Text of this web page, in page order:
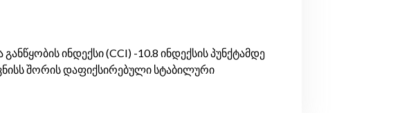
ინდექსი (CCI) -10.8 ინდექსის პუნქტამდე
შორის დაფიქსირებული სტაბილური